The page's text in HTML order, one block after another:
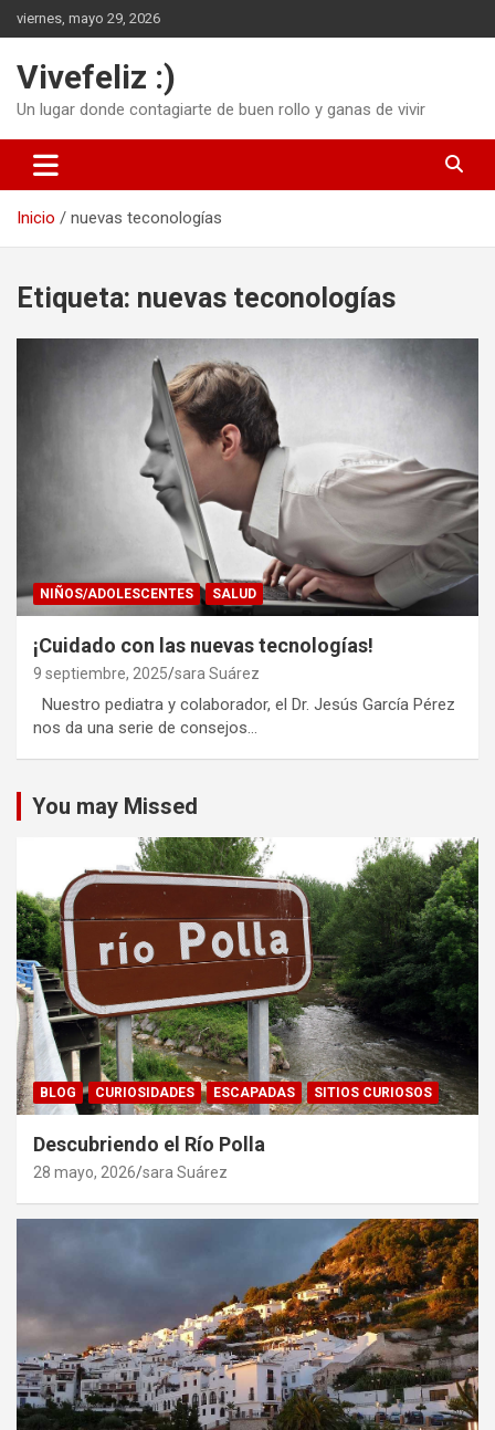
Saltar
al
viernes, mayo 29, 2026
Vivefeliz :)
Un lugar donde contagiarte de buen rollo y ganas de vivir
Inicio nuevas teconologías
Etiqueta: nuevas teconologías
NIÑOS/ADOLESCENTES SALUD
¡Cuidado con las nuevas tecnologías!
9 septiembre, 2025 sara Suárez
Nuestro pediatra y colaborador, el Dr. Jesús García Pérez
nos da una serie de consejos…
You may Missed
BLOG CURIOSIDADES ESCAPADAS SITIOS CURIOSOS
Descubriendo el Río Polla
28 mayo, 2026 sara Suárez